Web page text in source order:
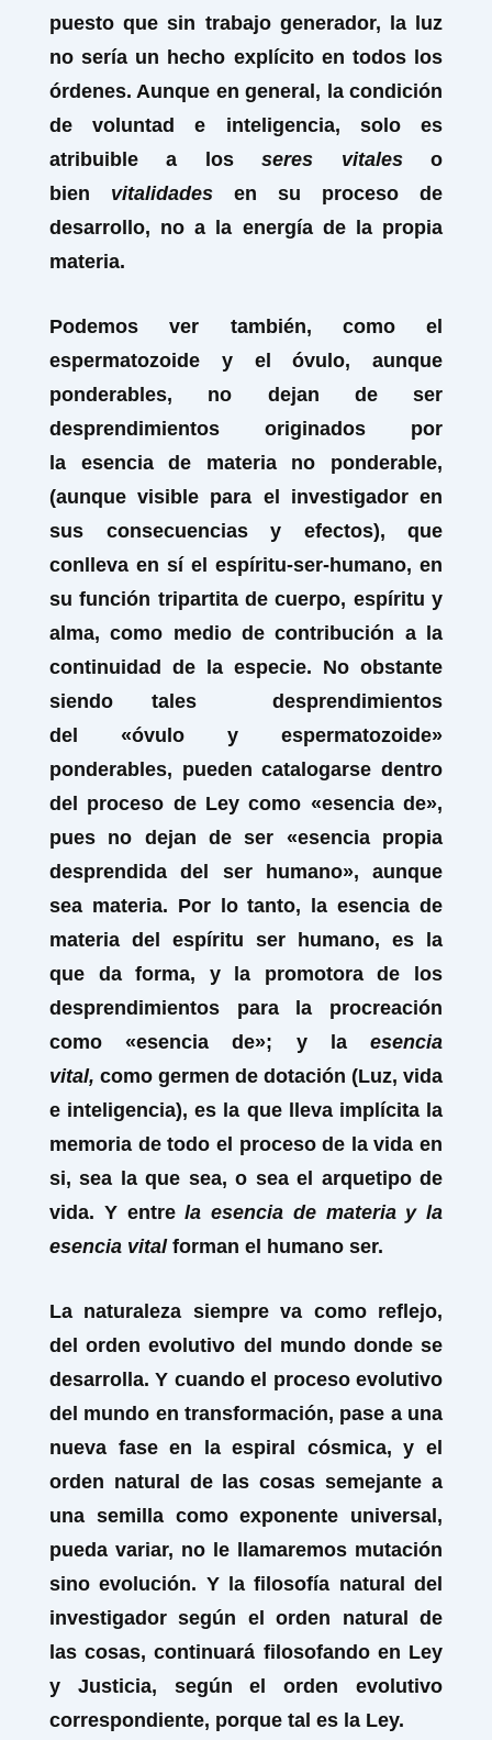
puesto que sin trabajo generador, la luz
no sería un hecho explícito en todos los
órdenes. Aunque en general, la condición
de voluntad e inteligencia, solo es
atribuible a losseres vitaleso
bien vitalidades en su proceso de
desarrollo, no a la energía de la propia
materia.
Podemos ver también, como el
espermatozoide y elóvulo, aunque
ponderables, no dejan de ser
desprendimientos originados por
la esencia de materia no ponderable,
(aunque visible para el investigador en
sus consecuencias y efectos), que
conlleva en sí el espíritu-ser-humano, en
su función tripartita de cuerpo, espíritu y
alma, como medio de contribución a la
continuidad de la especie. No obstante
siendo tales desprendimientos
del «óvulo y espermatozoide»
ponderables, pueden catalogarse dentro
del proceso de Ley como «esencia de»,
pues no dejan de ser «esencia propia
desprendida del ser humano», aunque
sea materia. Por lo tanto, laesencia de
materia del espíritu ser humano, es la
que da forma, y la promotora de los
desprendimientos para la procreación
como «esencia de»; y la esencia
vital, como germen de dotación (Luz, vida
e inteligencia), es la que lleva implícita la
memoria de todo el proceso de la vida en
si, sea la que sea, o sea el arquetipo de
vida. Y entrela esencia de materia y la
esencia vitalforman el humano ser.
La naturaleza siempre va como reflejo,
del orden evolutivo del mundo donde se
desarrolla. Y cuando el proceso evolutivo
del mundo en transformación, pase a una
nueva fase en la espiral cósmica, y el
orden natural de las cosas semejante a
una semilla como exponente universal,
pueda variar, no le llamaremos mutación
sino evolución. Y la filosofía natural del
investigador según el orden natural de
las cosas, continuará filosofando en Ley
y Justicia, según el orden evolutivo
correspondiente, porque tal es la Ley.